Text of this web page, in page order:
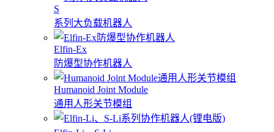
S
系列大负载机器人
Elfin-Ex
防爆型协作机器人
Humanoid Joint Module
通用人形关节模组